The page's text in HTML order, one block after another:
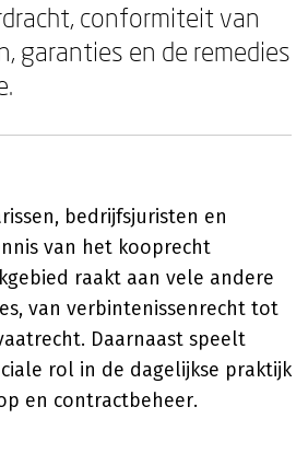
conformiteit van
garanties en de remedies
bedrijfsjuristen en
van het kooprecht
raakt aan vele andere
van verbintenissenrecht tot
Daarnaast speelt
rol in de dagelijkse praktijk
en contractbeheer.